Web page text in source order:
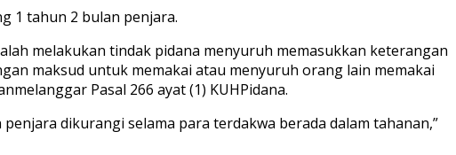
1 tahun 2 bulan penjara.
melakukan tindak pidana menyuruh memasukkan keterangan
maksud untuk memakai atau menyuruh orang lain memakai
Pasal 266 ayat (1) KUHPidana.
dikurangi selama para terdakwa berada dalam tahanan,”